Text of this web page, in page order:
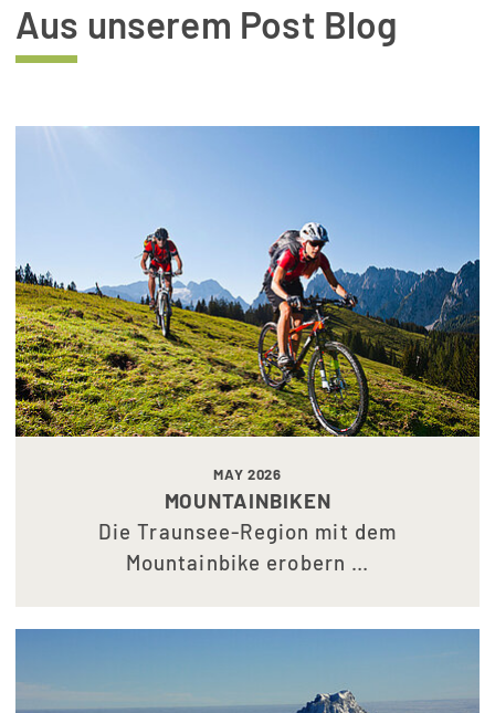
Aus unserem Post Blog
MAY 2026
MOUNTAINBIKEN
Die Traunsee-Region mit dem
Mountainbike erobern …